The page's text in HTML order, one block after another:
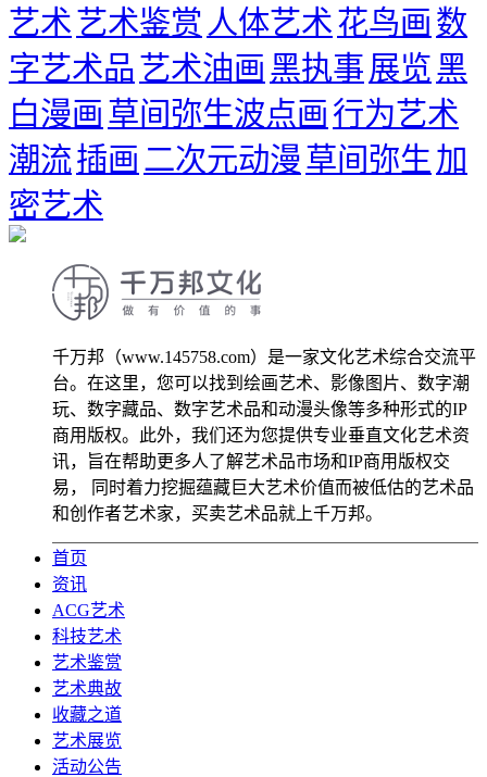
艺术艺术鉴赏 人体艺术花鸟画 数
字艺术品艺术油画 黑执事 展览黑
白漫画 草间弥生波点画 行为艺术
潮流插画 二次元动漫草间弥生 加
密艺术
千万邦（www.145758.com）是一家文化艺术综合交流平
台。在这里，您可以找到绘画艺术、影像图片、数字潮
玩、数字藏品、数字艺术品和动漫头像等多种形式的IP
商用版权。此外，我们还为您提供专业垂直文化艺术资
讯，旨在帮助更多人了解艺术品市场和IP商用版权交
易， 同时着力挖掘蕴藏巨大艺术价值而被低估的艺术品
和创作者艺术家，买卖艺术品就上千万邦。
首页
资讯
ACG艺术
科技艺术
艺术鉴赏
艺术典故
收藏之道
艺术展览
活动公告